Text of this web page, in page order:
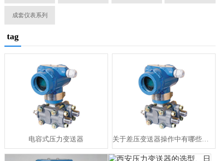
成套仪表系列
tag
电容式压力变送器 关于差压变送器操作中有哪些细节是必须做到的？